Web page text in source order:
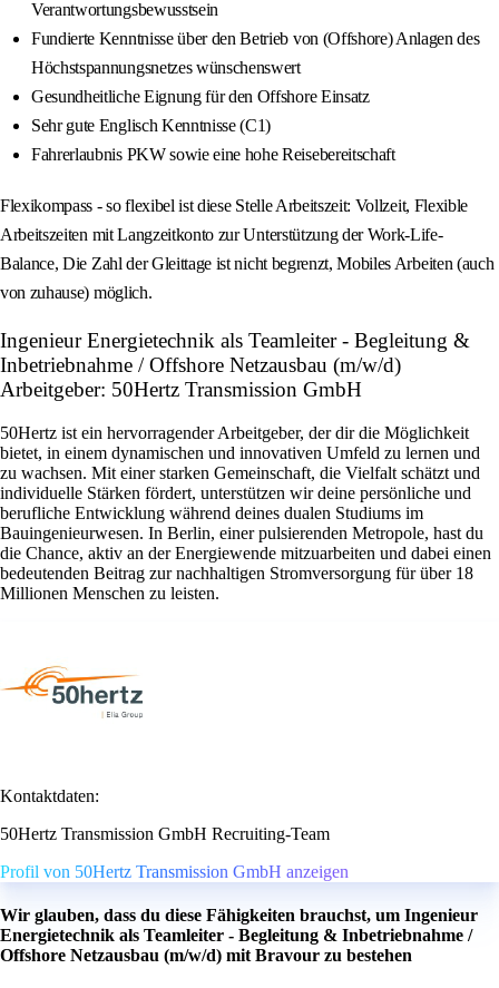
Verantwortungsbewusstsein
Fundierte Kenntnisse über den Betrieb von (Offshore) Anlagen des
Höchstspannungsnetzes wünschenswert
Gesundheitliche Eignung für den Offshore Einsatz
Sehr gute Englisch Kenntnisse (C1)
Fahrerlaubnis PKW sowie eine hohe Reisebereitschaft
Flexikompass - so flexibel ist diese Stelle Arbeitszeit: Vollzeit, Flexible
Arbeitszeiten mit Langzeitkonto zur Unterstützung der Work-Life-
Balance, Die Zahl der Gleittage ist nicht begrenzt, Mobiles Arbeiten (auch
von zuhause) möglich.
Ingenieur Energietechnik als Teamleiter - Begleitung &
Inbetriebnahme / Offshore Netzausbau (m/w/d)
Arbeitgeber: 50Hertz Transmission GmbH
50Hertz ist ein hervorragender Arbeitgeber, der dir die Möglichkeit
bietet, in einem dynamischen und innovativen Umfeld zu lernen und
zu wachsen. Mit einer starken Gemeinschaft, die Vielfalt schätzt und
individuelle Stärken fördert, unterstützen wir deine persönliche und
berufliche Entwicklung während deines dualen Studiums im
Bauingenieurwesen. In Berlin, einer pulsierenden Metropole, hast du
die Chance, aktiv an der Energiewende mitzuarbeiten und dabei einen
bedeutenden Beitrag zur nachhaltigen Stromversorgung für über 18
Millionen Menschen zu leisten.
Kontaktdaten:
50Hertz Transmission GmbH Recruiting-Team
Profil von 50Hertz Transmission GmbH anzeigen
Wir glauben, dass du diese Fähigkeiten brauchst, um Ingenieur
Energietechnik als Teamleiter - Begleitung & Inbetriebnahme /
Offshore Netzausbau (m/w/d) mit Bravour zu bestehen